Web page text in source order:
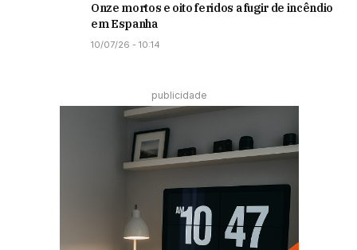
Onze mortos e oito feridos a fugir de incêndio
em Espanha
10/07/26 - 10:14
publicidade